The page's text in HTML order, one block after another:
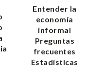
Entender la
economía
informal
Preguntas
frecuentes
Estadísticas